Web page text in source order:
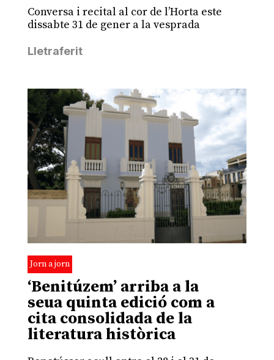
Conversa i recital al cor de l’Horta este
dissabte 31 de gener a la vesprada
Lletraferit
Jorn a jorn
‘Benitúzem’ arriba a la
seua quinta edició com a
cita consolidada de la
literatura històrica